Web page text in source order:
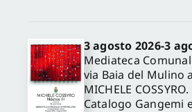
3 agosto 2026-3
Mediateca
via Baia del Mulino
MICHELE
Catalogo Gangemi